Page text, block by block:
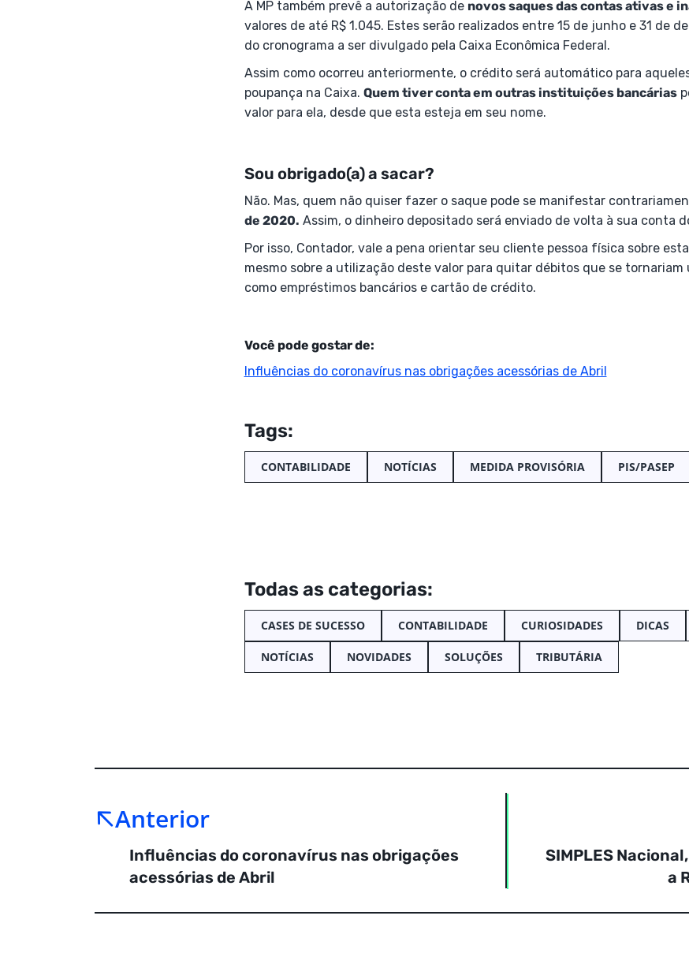
A MP também prevê a autorização de novos saques das contas ativas e
valores de até R$ 1.045. Estes serão realizados entre 15 de junho e 31 de
do cronograma a ser divulgado pela Caixa Econômica Federal.
Assim como ocorreu anteriormente, o crédito será automático para
poupança na Caixa. Quem tiver conta em outras instituições bancárias
valor para ela, desde que esta esteja em seu nome.
Sou obrigado(a) a sacar?
Não. Mas, quem não quiser fazer o saque pode se manifestar
de 2020. Assim, o dinheiro depositado será enviado de volta à sua conta
Por isso, Contador, vale a pena orientar seu cliente pessoa física sobre
mesmo sobre a utilização deste valor para quitar débitos que se tornariam
como empréstimos bancários e cartão de crédito.
Você pode gostar de:
Influências do coronavírus nas obrigações acessórias de Abril
Tags:
CONTABILIDADE NOTÍCIAS MEDIDA PROVISÓRIA PIS/PASEP
Todas as categorias:
CASES DE SUCESSO CONTABILIDADE CURIOSIDADES DICAS
NOTÍCIAS NOVIDADES SOLUÇÕES TRIBUTÁRIA
Anterior
Influências do coronavírus nas obrigações
acessórias de Abril
SIMPLES
a